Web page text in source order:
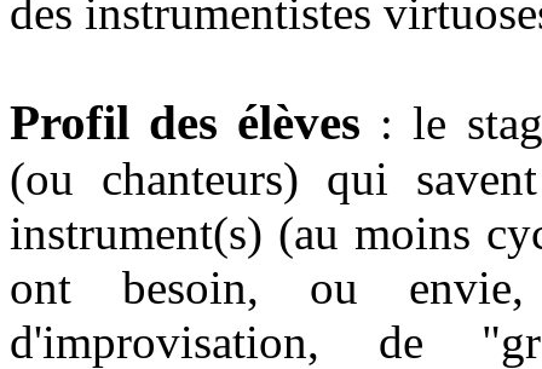
des instrumentistes
Profil des élèves : le
(ou chanteurs) qui
instrument(s) (au moins
ont besoin, ou
d'improvisation, de